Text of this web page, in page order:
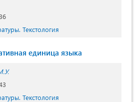
Текстология
единица языка
Текстология